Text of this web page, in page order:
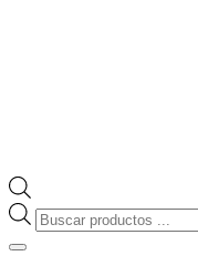
Búsqueda
de